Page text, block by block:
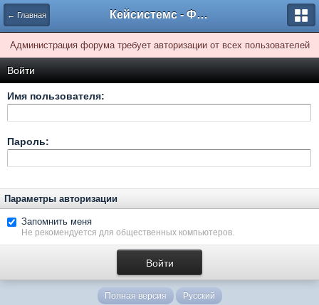
← Главная Кейсистемс - Форумы
Администрация форума требует авторизации от всех пользователей
Войти
Имя пользователя:
Пароль:
Параметры авторизации
Запомнить меня
Не рекомендуется для общественных компьютеров.
Полная версия Русский